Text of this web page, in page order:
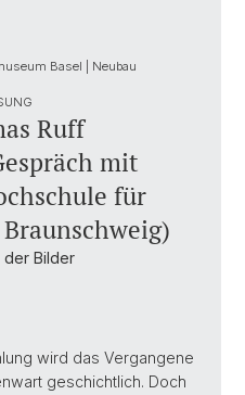
Basel | Neubau
Ruff
mit
für
der Bilder
wird das Vergangene
geschichtlich. Doch